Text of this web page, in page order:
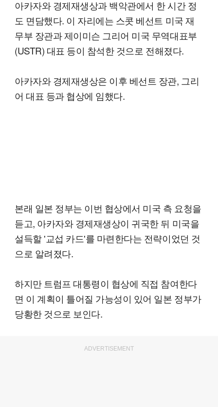
아카자와 경제재생상과 백악관에서 한 시간 정
도 면담했다. 이 자리에는 스콧 베선트 미국 재
무부 장관과 제이미슨 그리어 미국 무역대표부
(USTR) 대표 등이 참석한 것으로 전해졌다.
아카자와 경제재생상은 이후 베선트 장관, 그리
어 대표 등과 협상에 임했다.
본래 일본 정부는 이번 협상에서 미국 측 요청을
듣고, 아카자와 경제재생상이 귀국한 뒤 미국을
설득할 '교섭 카드'를 마련한다는 전략이었던 것
으로 알려졌다.
하지만 트럼프 대통령이 협상에 직접 참여한다
면 이 계획이 틀어질 가능성이 있어 일본 정부가
당황한 것으로 보인다.
ADVERTISEMENT